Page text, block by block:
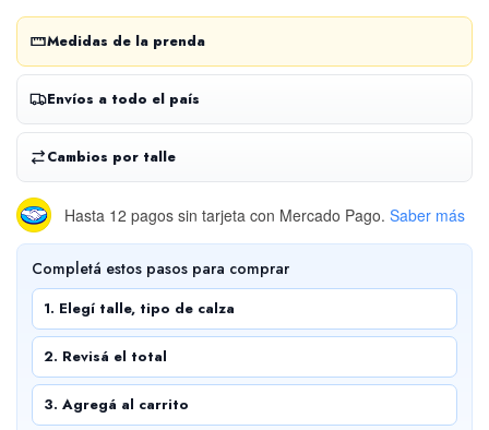
Medidas de la prenda
Envíos a todo el país
Cambios por talle
Hasta 12 pagos sin tarjeta con Mercado Pago. Saber más
Completá estos pasos para comprar
1. Elegí talle, tipo de calza
2. Revisá el total
3. Agregá al carrito